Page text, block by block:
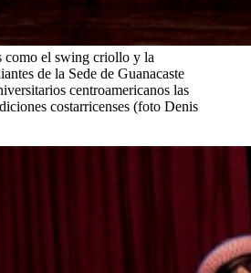
como el swing criollo y la
de la Sede de Guanacaste
centroamericanos las
costarricenses (foto Denis